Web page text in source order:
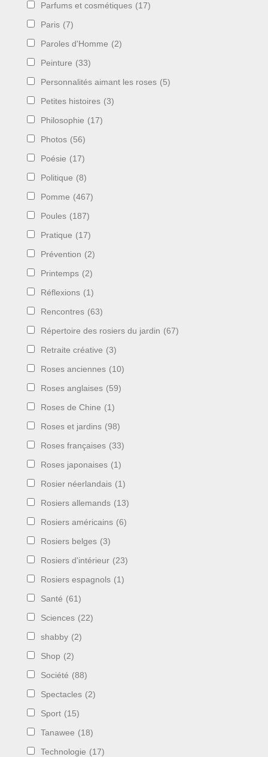
Parfums et cosmétiques (17)
Paris (7)
Paroles d'Homme (2)
Peinture (33)
Personnalités aimant les roses (5)
Petites histoires (3)
Philosophie (17)
Photos (56)
Poésie (17)
Politique (8)
Pomme (467)
Poules (187)
Pratique (17)
Prévention (2)
Printemps (2)
Réflexions (1)
Rencontres (63)
Répertoire des rosiers du jardin (67)
Retraite créative (3)
Roses anciennes (10)
Roses anglaises (59)
Roses de Chine (1)
Roses et jardins (98)
Roses françaises (33)
Roses japonaises (1)
Rosier néerlandais (1)
Rosiers allemands (13)
Rosiers américains (6)
Rosiers belges (3)
Rosiers d'intérieur (23)
Rosiers espagnols (1)
Santé (61)
Sciences (22)
shabby (2)
Shop (2)
Société (88)
Spectacles (2)
Sport (15)
Tanawee (18)
Technologie (17)